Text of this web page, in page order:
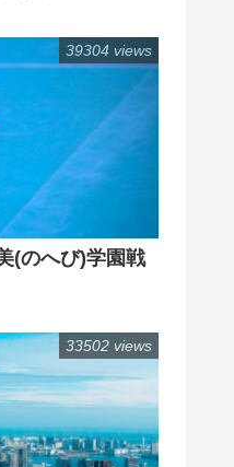
(のへび)学園戦
39304 views
33502 views